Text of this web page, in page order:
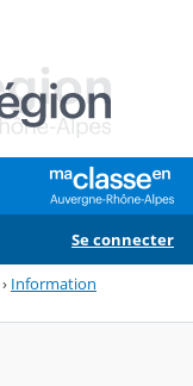
Se connecter
› Information